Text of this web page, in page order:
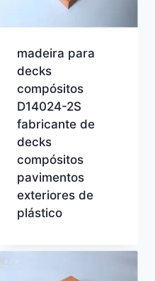
madeira para
decks
compósitos
D14024-2S
fabricante de
decks
compósitos
pavimentos
exteriores de
plástico